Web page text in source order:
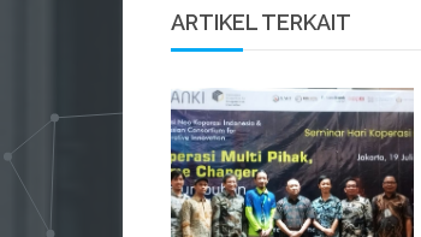
ARTIKEL TERKAIT